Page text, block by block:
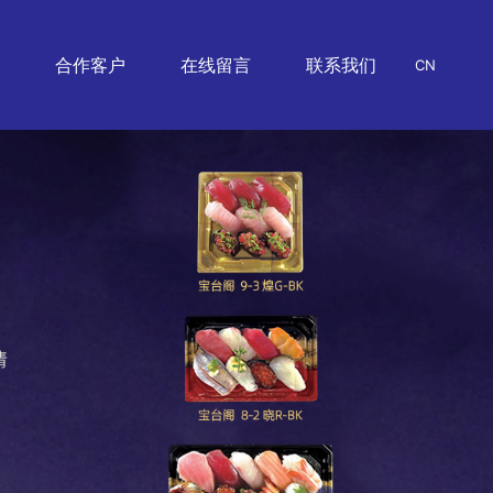
合作客户 在线留言 联系我们 CN